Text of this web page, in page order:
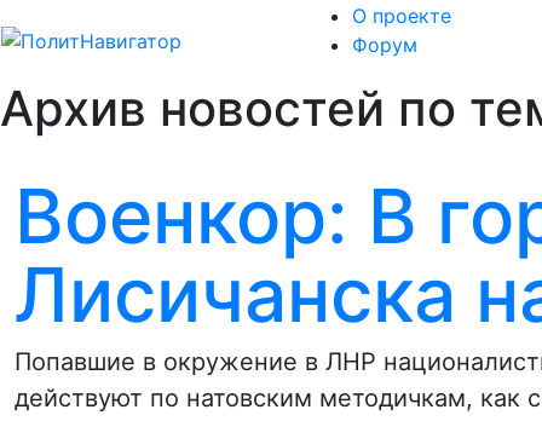
О проекте
Форум
Архив новостей по
Военкор: В
Лисичанска
Попавшие в окружение в ЛНР
действуют по натовским методичкам, как